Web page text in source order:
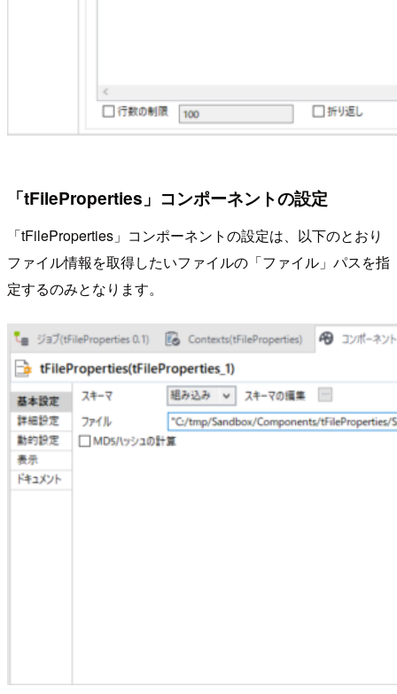
「tFileProperties」コンポーネントの設定
「tFileProperties」コンポーネントの設定は、以下のとおり
ファイル情報を取得したいファイルの「ファイル」パスを指
定するのみとなります。